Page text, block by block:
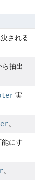
される
ら抽出
実
。
にす
。